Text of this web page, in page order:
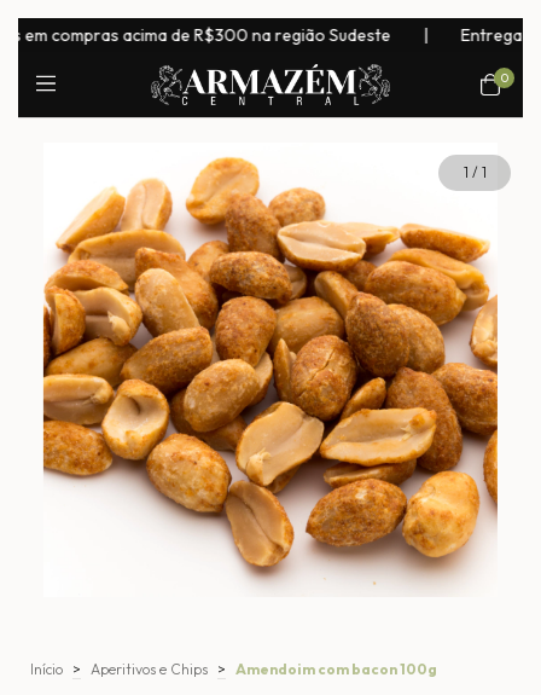
acima de R$300 na região Sudeste | Entrega para
0
1 / 1
Início > Aperitivos e Chips > Amendoim com bacon 100g